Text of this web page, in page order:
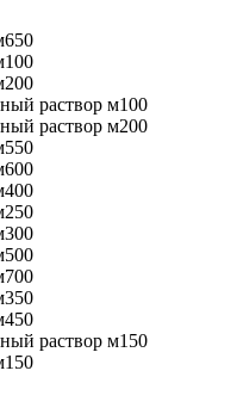
раствор м100
раствор м200
раствор м150